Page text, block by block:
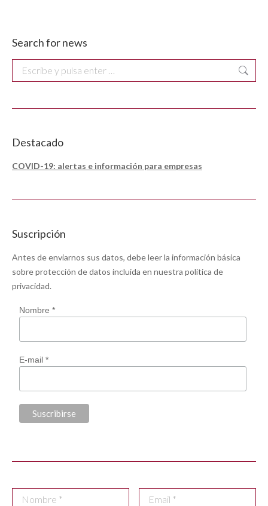
Search for news
Buscar:
Destacado
COVID-19: alertas e información para empresas
Suscripción
Antes de enviarnos sus datos, debe leer la información básica
sobre protección de datos incluida en nuestra política de
privacidad.
Nombre *
E-mail *